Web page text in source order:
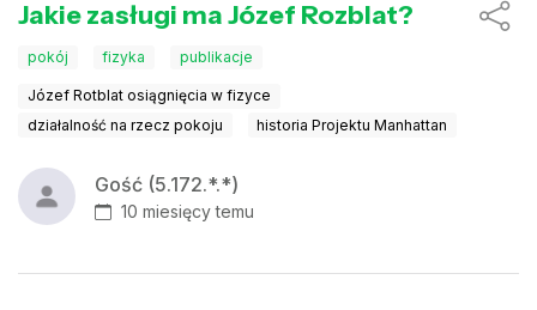
Jakie zasługi ma Józef Rozblat?
pokój fizyka publikacje
Józef Rotblat osiągnięcia w fizyce
działalność na rzecz pokoju
historia Projektu Manhattan
Gość (5.172.*.*)
10 miesięcy temu